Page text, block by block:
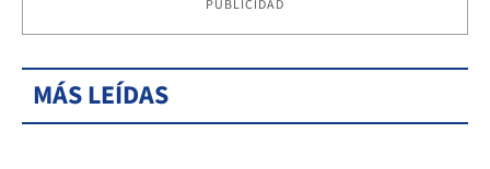
PUBLICIDAD
MÁS LEÍDAS